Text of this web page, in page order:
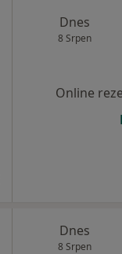
Dnes
8 Srpen
Online
Dnes
8 Srpen